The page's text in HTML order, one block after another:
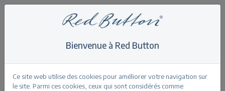
Jimmy bleach
Retour
Bienvenue à Red Button
Ce site web utilise des cookies pour améliorer votre navigation sur
le site. Parmi ces cookies, ceux qui sont considérés comme